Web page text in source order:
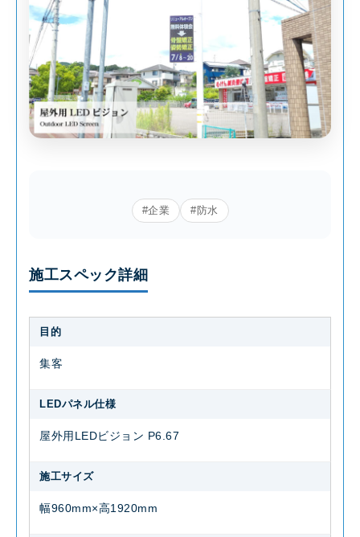
#企業 #防水
施工スペック詳細
目的
集客
LEDパネル仕様
屋外用LEDビジョン P6.67
施工サイズ
幅960mm×高1920mm